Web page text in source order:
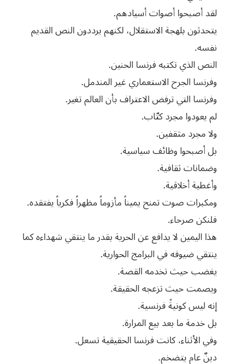
لقد أصبحوا أصوات أسيادهم.
يتحدثون بلهجة الاستقلال، لكنهم يرددون النص القديم
نفسه.
النص الذي تكتبه فرنسا الحنين.
وفرنسا الجرح الاستعماري غير المندمل.
وفرنسا التي ترفض الاعتراف بأن العالم تغير.
لم يعودوا مجرد كتّاب.
ولا مجرد مثقفين.
بل أصبحوا وظائف سياسية.
وضمانات ثقافية.
وأغطية أخلاقية.
ومكبرات صوت تمنح يميناً مأزوماً مظهراً فكرياً يفتقده.
فلنكن صرحاء.
هذا اليمين لا يدافع عن الحرية بقدر ما ينتقي شهداءه كما
ينتقي ضيوفه في البرامج الحوارية.
يغضب حيث تخدمه القصة.
ويصمت حيث تزعجه الحقيقة.
إنه ليس كونيةً فرنسية.
بل خدمة ما بعد بيع المرارة.
وفي الأثناء، كانت فرنسا الحقيقية تسعل.
دينٌ عام يتضخم.